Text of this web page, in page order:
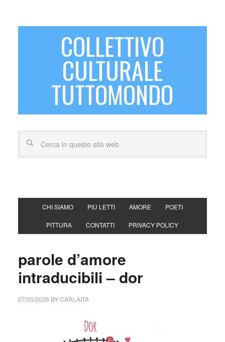
COLLETTIVO
CULTURALE
TUTTOMONDO
CHI SIAMO PIÙ LETTI AMORE POETI
PITTURA CONTATTI PRIVACY POLICY
parole d’amore
intraducibili – dor
07/05/2026 BYCARLAITA